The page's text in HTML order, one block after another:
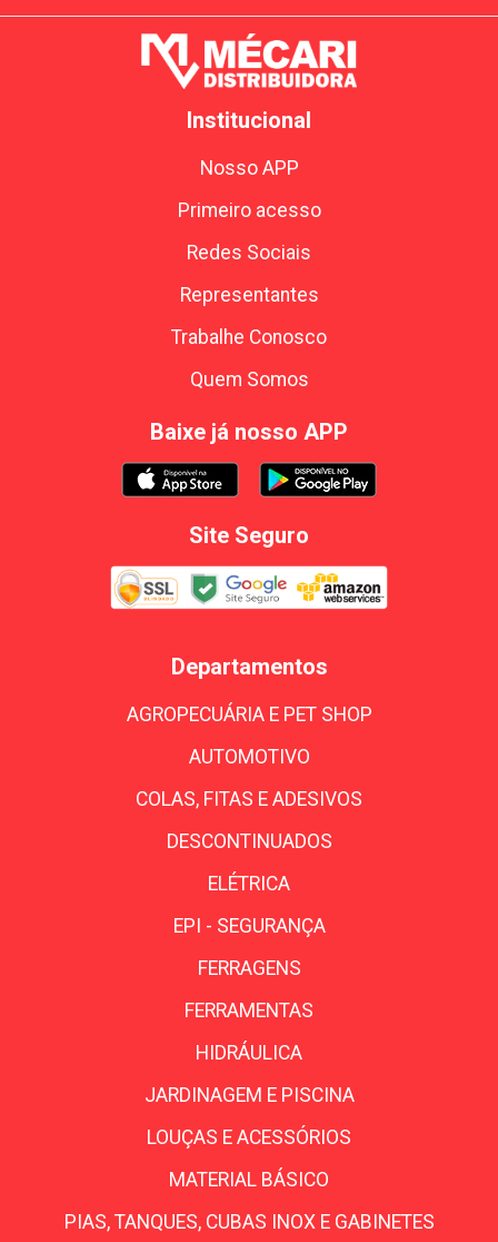
Institucional
Nosso APP
Primeiro acesso
Redes Sociais
Representantes
Trabalhe Conosco
Quem Somos
Baixe já nosso APP
Site Seguro
Departamentos
AGROPECUÁRIA E PET SHOP
AUTOMOTIVO
COLAS, FITAS E ADESIVOS
DESCONTINUADOS
ELÉTRICA
EPI - SEGURANÇA
FERRAGENS
FERRAMENTAS
HIDRÁULICA
JARDINAGEM E PISCINA
LOUÇAS E ACESSÓRIOS
MATERIAL BÁSICO
PIAS, TANQUES, CUBAS INOX E GABINETES